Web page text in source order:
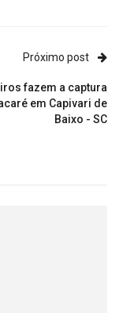
Próximo post
fazem a captura
em Capivari de
Baixo - SC